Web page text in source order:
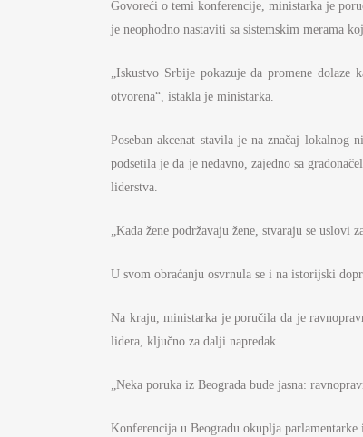
Govoreći o temi konferencije, ministarka je
je neophodno nastaviti sa sistemskim merama
„Iskustvo Srbije pokazuje da promene
otvorena“, istakla je ministarka.
Poseban akcenat stavila je na značaj
podsetila je da je nedavno, zajedno sa
liderstva.
„Kada žene podržavaju žene, stvaraju se
U svom obraćanju osvrnula se i na istorijski
Na kraju, ministarka je poručila da je
lidera, ključno za dalji napredak.
„Neka poruka iz Beograda bude jasna:
Konferencija u Beogradu okuplja parlamentarke